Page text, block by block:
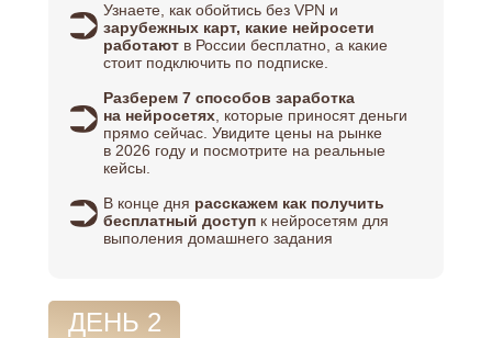
Узнаете, как обойтись без VPN и
зарубежных карт, какие нейросети
работают в России бесплатно, а какие
стоит подключить по подписке.
Разберем 7 способов заработка
на нейросетях , которые приносят деньги
прямо сейчас. Увидите цены на рынке
в 2026 году и посмотрите на реальные
кейсы.
В конце дня расскажем как получить
бесплатный доступ к нейросетям для
выполения домашнего задания
ДЕНЬ 2